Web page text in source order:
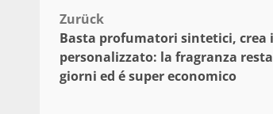
Beitragsnavigation
Zurück
Basta profumatori sintetici, crea
personalizzato: la fragranza
giorni ed é super economico